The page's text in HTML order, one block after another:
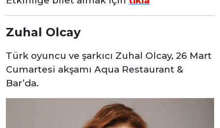
Zuhal Olcay
Türk oyuncu ve şarkıcı Zuhal Olcay, 26 Mart
Cumartesi akşamı Aqua Restaurant &
Bar’da.